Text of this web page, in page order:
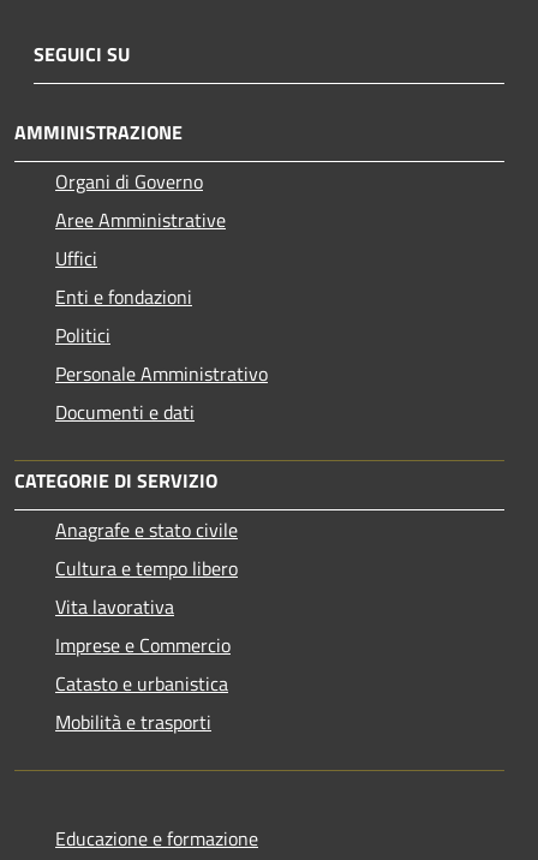
SEGUICI SU
AMMINISTRAZIONE
Organi di Governo
Aree Amministrative
Uffici
Enti e fondazioni
Politici
Personale Amministrativo
Documenti e dati
CATEGORIE DI SERVIZIO
Anagrafe e stato civile
Cultura e tempo libero
Vita lavorativa
Imprese e Commercio
Catasto e urbanistica
Mobilità e trasporti
Educazione e formazione